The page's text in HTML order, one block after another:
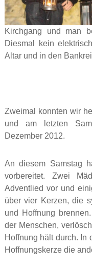
Kirchgang und man
Diesmal kein
Altar und in den
Zweimal konnten wir
und am letzten
Dezember 2012.
An diesem Samstag
vorbereitet. Zwei
Adventlied vor und
über vier Kerzen, die
und Hoffnung
der Menschen,
Hoffnung hält durch. In
Hoffnungskerze die